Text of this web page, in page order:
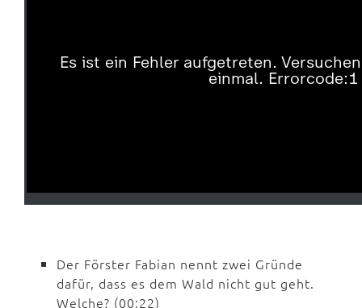
Der Förster Fabian nennt zwei Gründe
dafür, dass es dem Wald nicht gut geht.
Welche? (00:22)